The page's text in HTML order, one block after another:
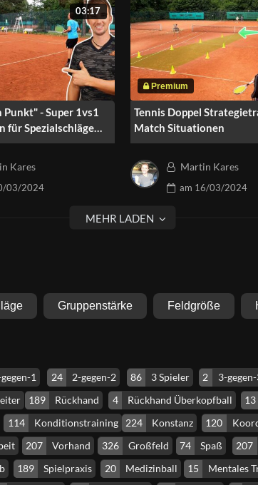
03:17
Punkt" - Super 1vs1
für Spezialschläge
Kares
03/2024
Tennis Doppel
Match Situationen
Martin Kares
am 16/03/2024
Gruppenstärke Feldgröße
1 24 2-gegen-2 86 3 Spieler 2 3-
189 Rückhand 4 Rückhand Überkopfball 13
114 Konditionstraining 224 Konstanz 120
207 Vorhand 326 Großfeld 74 Spaß 207
189 Spielpraxis 20 Medizinball 15 Mentales